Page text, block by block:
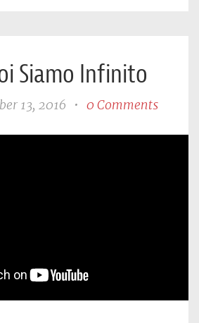
Siamo Infinito
13, 2016 • 0 Comments